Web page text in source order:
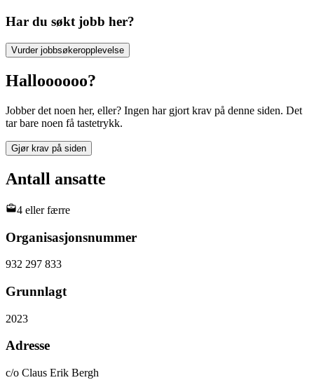
Har du søkt jobb her?
Vurder jobbsøkeropplevelse
Halloooooo?
Jobber det noen her, eller? Ingen har gjort krav på denne siden. Det
tar bare noen få tastetrykk.
Gjør krav på siden
Antall ansatte
4 eller færre
Organisasjonsnummer
932 297 833
Grunnlagt
2023
Adresse
c/o Claus Erik Bergh